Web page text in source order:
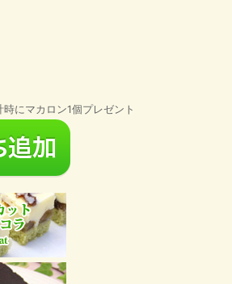
にマカロン1個プレゼント